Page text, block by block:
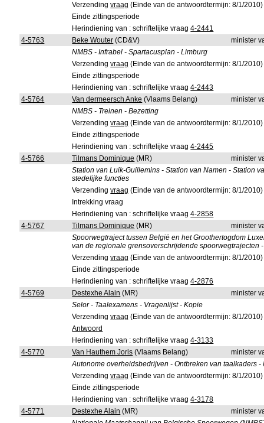
Verzendingvraag (Einde van de antwoordtermijn: 8/1/2010)
Einde zittingsperiode
Herindiening van : schriftelijke vraag4-2441
4-5763
Beke Wouter (CD&V)
minister
NMBS - Infrabel - Spartacusplan - Limburg
Verzendingvraag (Einde van de antwoordtermijn: 8/1/2010)
Einde zittingsperiode
Herindiening van : schriftelijke vraag4-2443
4-5764
Van dermeersch Anke (Vlaams Belang)
minister
NMBS - Treinen - Bezetting
Verzendingvraag (Einde van de antwoordtermijn: 8/1/2010)
Einde zittingsperiode
Herindiening van : schriftelijke vraag4-2445
4-5766
Tilmans Dominique (MR)
minister
Station van Luik-Guillemins - Station van Namen - Station
stedelijke functies
Verzendingvraag (Einde van de antwoordtermijn: 8/1/2010)
Intrekking vraag
Herindiening van : schriftelijke vraag4-2858
4-5767
Tilmans Dominique (MR)
minister
Spoorwegtraject tussen België en het Groothertogdom
van de regionale grensoverschrijdende spoorwegtrajecten
Verzendingvraag (Einde van de antwoordtermijn: 8/1/2010)
Einde zittingsperiode
Herindiening van : schriftelijke vraag4-2876
4-5769
Destexhe Alain (MR)
minister
Selor - Taalexamens - Vragenlijst - Kopie
Verzendingvraag (Einde van de antwoordtermijn: 8/1/2010)
Antwoord
Herindiening van : schriftelijke vraag4-3133
4-5770
Van Hauthem Joris (Vlaams Belang)
minister
Autonome overheidsbedrijven - Ontbreken van taalkaders
Verzendingvraag (Einde van de antwoordtermijn: 8/1/2010)
Einde zittingsperiode
Herindiening van : schriftelijke vraag4-3178
4-5771
Destexhe Alain (MR)
minister